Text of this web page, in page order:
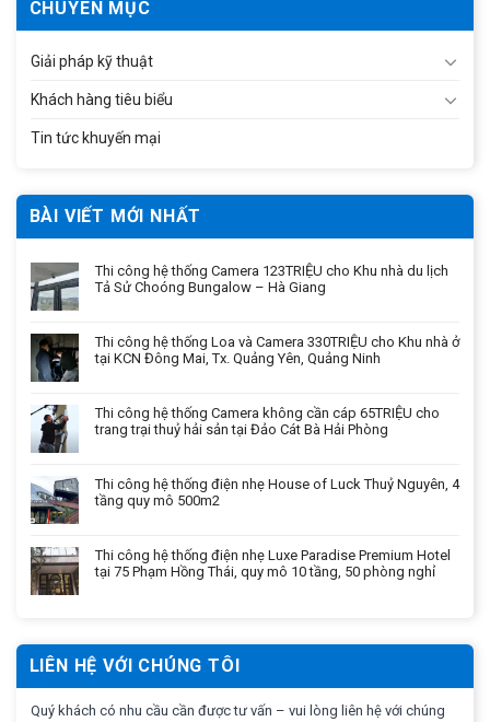
CHUYÊN MỤC
Giải pháp kỹ thuật
Khách hàng tiêu biểu
Tin tức khuyến mại
BÀI VIẾT MỚI NHẤT
Thi công hệ thống Camera 123TRIỆU cho Khu nhà du lịch
Tả Sử Choóng Bungalow – Hà Giang
Thi công hệ thống Loa và Camera 330TRIỆU cho Khu nhà ở
tại KCN Đông Mai, Tx. Quảng Yên, Quảng Ninh
Thi công hệ thống Camera không cần cáp 65TRIỆU cho
trang trại thuỷ hải sản tại Đảo Cát Bà Hải Phòng
Thi công hệ thống điện nhẹ House of Luck Thuỷ Nguyên, 4
tầng quy mô 500m2
Thi công hệ thống điện nhẹ Luxe Paradise Premium Hotel
tại 75 Phạm Hồng Thái, quy mô 10 tầng, 50 phòng nghỉ
LIÊN HỆ VỚI CHÚNG TÔI
Quý khách có nhu cầu cần được tư vấn – vui lòng liên hệ với chúng